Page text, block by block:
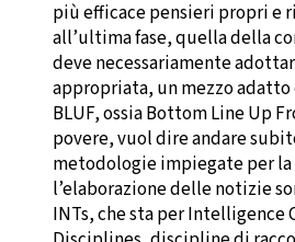
più efficace pensieri propri e
all’ultima fase, quella della
deve necessariamente
appropriata, un mezzo
BLUF, ossia Bottom Line Up
povere, vuol dire andare
metodologie impiegate per la
l’elaborazione delle notizie
INTs, che sta per Intelligence